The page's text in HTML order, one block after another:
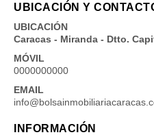
UBICACIÓN Y
UBICACIÓN
Caracas - Miranda - Dtto.
MÓVIL
0000000000
EMAIL
INFORMACIÓN